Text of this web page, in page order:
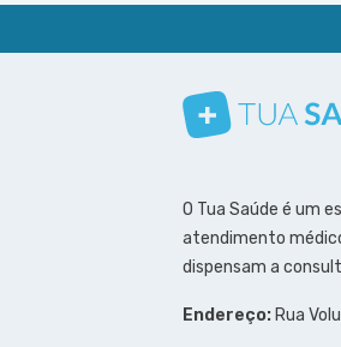
Conheça nosso
Siga a gente no
Siga a gente
Siga a
O Tua Saúde é um
atendimento
dispensam a
Endereço: Rua